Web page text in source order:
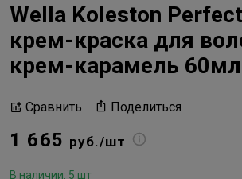
Wella Koleston
крем-краска для
крем-карамель 60мл
Сравнить Поделиться
1 665 руб./шт
В наличии: 5 шт